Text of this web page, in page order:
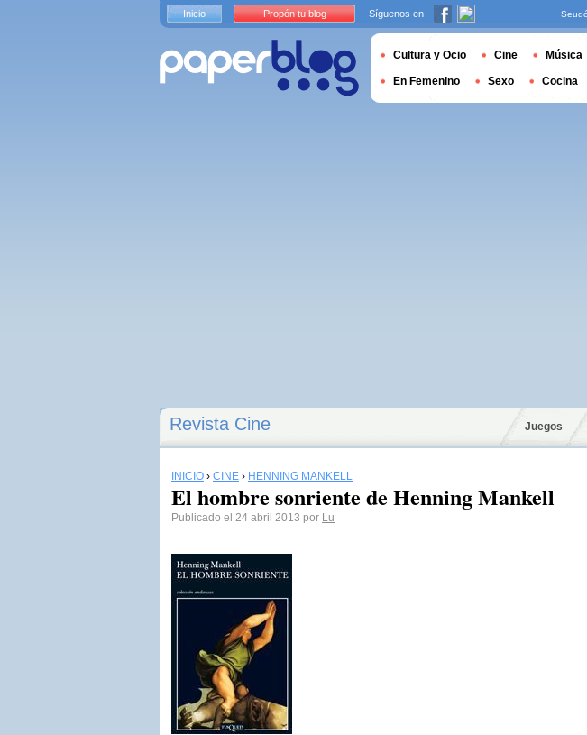
Revista Cine Juegos
INICIO › CINE › HENNING MANKELL
El hombre sonriente de Henning Mankell
Publicado el 24 abril 2013 por Lu
Inicio Propón tu blog Síguenos en
Cultura y Ocio Cine Música
En Femenino Sexo Cocina